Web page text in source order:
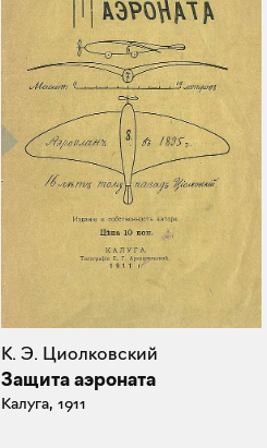
К. Э. Циолковский
Защита аэроната
Калуга, 1911